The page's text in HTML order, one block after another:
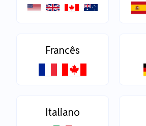
Francês
Italiano